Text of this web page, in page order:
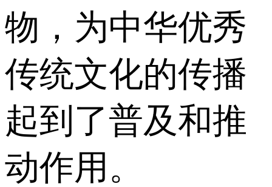
物，为中华优秀
传统文化的传播
起到了普及和推
动作用。